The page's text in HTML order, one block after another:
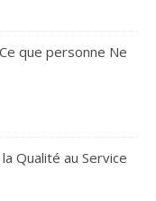
que personne Ne
la Qualité au Service